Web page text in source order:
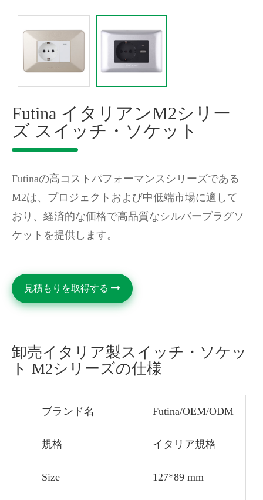
Futina イタリアンM2シリー
ズ スイッチ・ソケット
Futinaの高コストパフォーマンスシリーズである
M2は、プロジェクトおよび中低端市場に適して
おり、経済的な価格で高品質なシルバープラグソ
ケットを提供します。
見積もりを取得する
卸売イタリア製スイッチ・ソケッ
ト M2シリーズの仕様
ブランド名 Futina/OEM/ODM
規格 イタリア規格
Size 127*89 mm